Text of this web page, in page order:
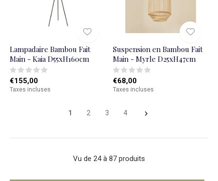
Lampadaire Bambou Fait
Main - Kaia D55xH160cm
€155,00
Taxes incluses
Suspension en Bambou Fait
Main - Myrle D25xH47cm
€68,00
Taxes incluses
1 2 3 4
Vu de 24 à 87 produits